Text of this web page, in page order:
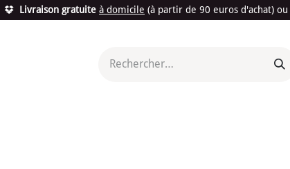
Livraison gratuite à domicile (à partir de 90 euros d'achat) ou